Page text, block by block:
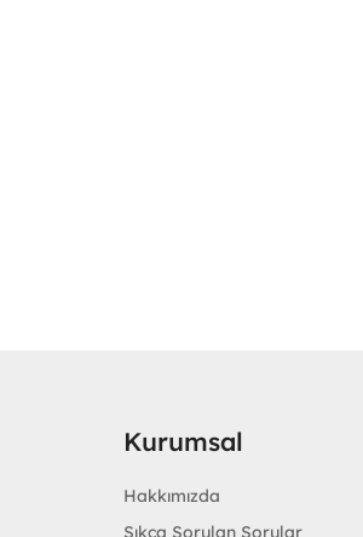
Kurumsal
Hakkımızda
Sıkça Sorulan Sorular